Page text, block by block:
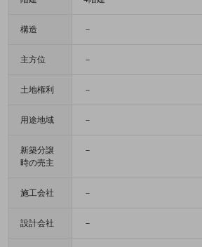
構造 －
主方位 －
土地権利 －
用途地域 －
新築分譲
時の売主
－
施工会社 －
設計会社 －